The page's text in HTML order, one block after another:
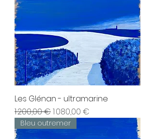
Les Glénan - ultramarine
Prix original
1 200,00 €Prix promotionnel
1 080,00 €
Bleu outremer